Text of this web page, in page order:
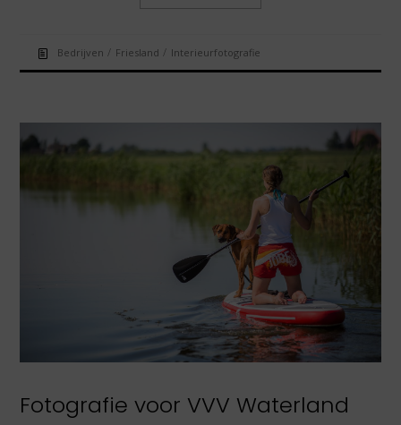
Bedrijven / Friesland / Interieurfotografie
Fotografie voor VVV Waterland